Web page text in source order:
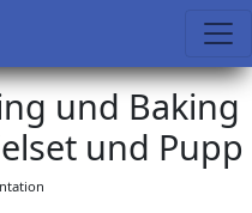
und Baking
und Pupp